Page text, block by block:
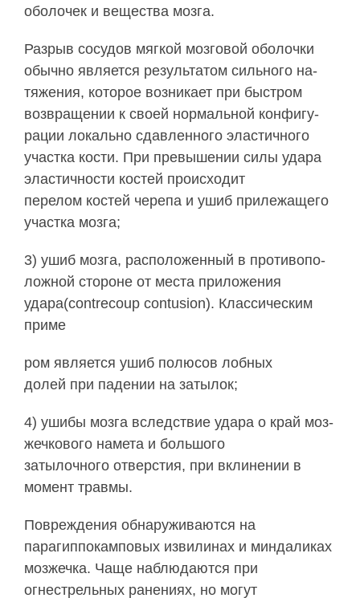
оболочек и вещества мозга.
Разрыв сосудов мягкой мозговой оболоч­ки
обычно является результатом сильного на­
тяжения, которое возникает при быстром
возвращении к своей нормальной конфигу­
рации локально сдавленного эластичного
участка кости. При превышении силы удара
эластичности костей происходит
перелом костей черепа и ушиб прилежащего
участка мозга;
3) ушиб мозга, расположенный в противопо­
ложной стороне от места приложения
удара(contrecoup contusion). Классическим
приме­
ром является ушиб полюсов лобных
долей при падении на затылок;
4) ушибы мозга вследствие удара о край моз­
жечкового намета и большого
затылочного отверстия, при вклинении в
момент травмы.
Повреждения обнаруживаются на
парагиппокамповых извилинах и миндаликах
мозжечка. Чаще наблюдаются при
огнестрельных ранениях, но могут